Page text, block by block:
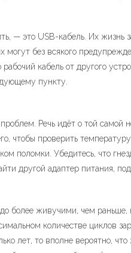
— это USB-кабель. Их жизнь
могут без всякого
кабель от другого
пункту.
Речь идёт о той самой
чтобы проверить
поломки. Убедитесь, что
другой адаптер питания,
более живучими, чем
количестве циклов
лет, то вполне вероятно,